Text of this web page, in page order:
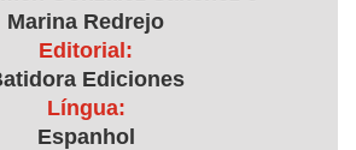
Marina Redrejo
Editorial:
Ediciones
Língua:
Espanhol